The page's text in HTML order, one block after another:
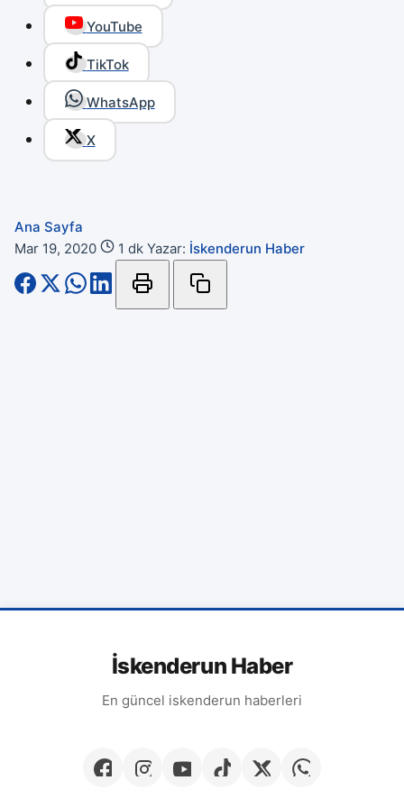
YouTube
TikTok
WhatsApp
X
Ana Sayfa
Mar 19, 2020
1 dk Yazar: İskenderun Haber
İskenderun Haber
En güncel iskenderun haberleri